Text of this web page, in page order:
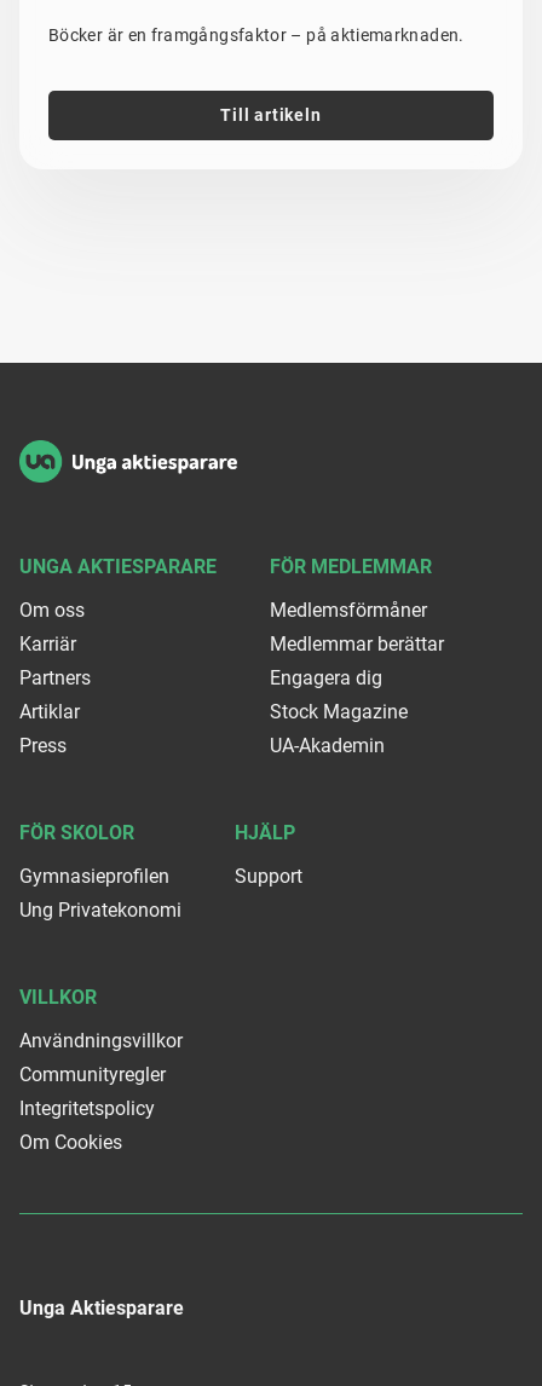
Böcker är en framgångsfaktor – på aktiemarknaden.
Till artikeln
Unga Aktiesparare
UNGA AKTIESPARARE
Om oss
Karriär
Partners
Artiklar
Press
FÖR MEDLEMMAR
Medlemsförmåner
Medlemmar berättar
Engagera dig
Stock Magazine
UA-Akademin
FÖR SKOLOR
Gymnasieprofilen
Ung Privatekonomi
HJÄLP
Support
VILLKOR
Användningsvillkor
Communityregler
Integritetspolicy
Om Cookies